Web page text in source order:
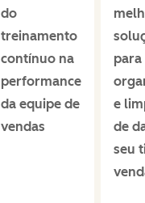
do
treinamento
contínuo na
performance
da equipe de
vendas
para
e
de
seu